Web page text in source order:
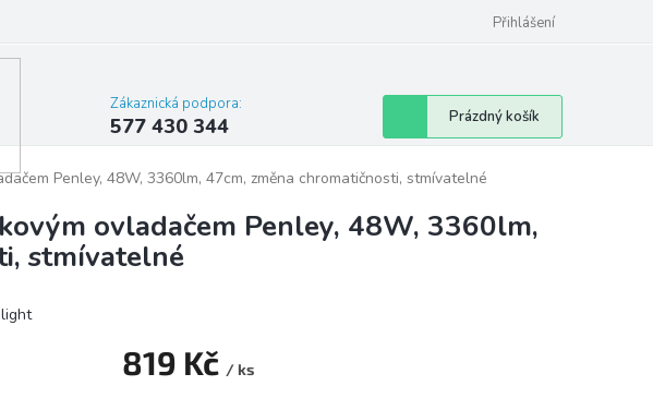
Přihlášení
Zákaznická podpora:
577 430 344
Nákupní
košík
Prázdný košík
Penley, 48W, 3360lm, 47cm, změna chromatičnosti, stmívatelné
ovladačem Penley, 48W, 3360lm,
stmívatelné
819 Kč / ks